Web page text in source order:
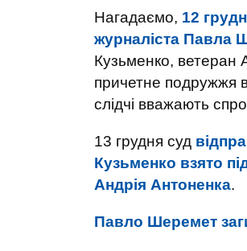
Нагадаємо, 12
журналіста Павла
Кузьменко, ветеран
причетне подружжя
слідчі вважають
13 грудня суд
Кузьменко взято
Андрія Антоненка.
Павло Шеремет